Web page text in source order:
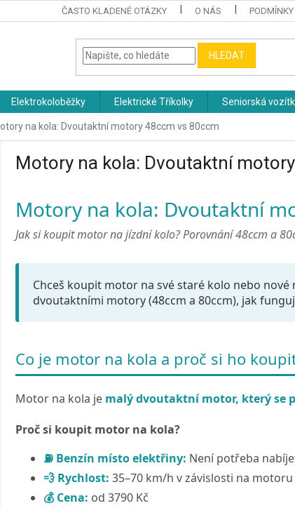
ČASTO KLADENÉ OTÁZKY O NÁS
HLEDAT
Elektrokoloběžky Elektrické Tříkolky Seniorská
na kola: Dvoutaktní motory 48ccm vs 80ccm
Motory na kola: Dvoutaktní
Motory na kola: Dvoutaktní
Jak si koupit motor na jízdní kolo? Porovnání 48ccm a
Chceš koupit motor na své staré kolo nebo
dvoutaktními motory (48ccm a 80ccm), jak
Co je motor na kola a proč si ho
Motor na kola je malý dvoutaktní motor, který se
Proč si koupit motor na kola?
⛽ Benzín místo elektřiny: Není potřeba
💨 Rychlost: 35–70 km/h v závislosti na
💰 Cena: od 3790 Kč